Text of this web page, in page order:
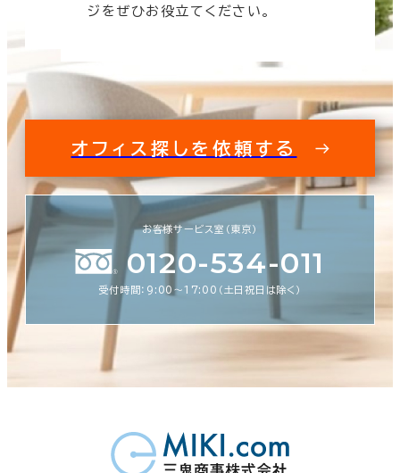
ジをぜひお役立てください。
オフィス探しを依頼する
お客様サービス室（東京）
0120-534-011
受付時間：9:00〜17:00（土日祝日は除く）